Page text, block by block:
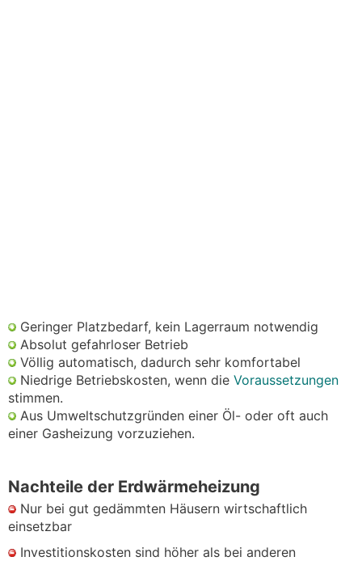
Geringer Platzbedarf, kein Lagerraum notwendig
Absolut gefahrloser Betrieb
Völlig automatisch, dadurch sehr komfortabel
Niedrige Betriebskosten, wenn die Voraussetzungen
stimmen.
Aus Umweltschutzgründen einer Öl- oder oft auch
einer Gasheizung vorzuziehen.
Nachteile der Erdwärmeheizung
Nur bei gut gedämmten Häusern wirtschaftlich
einsetzbar
Investitionskosten sind höher als bei anderen